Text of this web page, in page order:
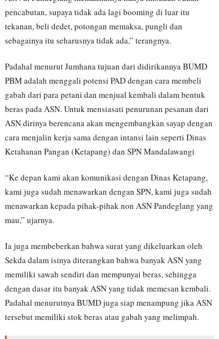
pencabutan, supaya tidak ada lagi booming di luar itu
tekanan, beli dedet, potongan memaksa, pungli dan
sebagainya itu seharusnya tidak ada,” terangnya.
Padahal menurut Jumhana tujuan dari didirikannya BUMD
PBM adalah menggali potensi PAD dengan cara membeli
gabah dari para petani dan menjual kembali dalam bentuk
beras pada ASN. Untuk mensiasati penurunan pesanan dari
ASN dirinya berencana akan mengembangkan sayap dengan
cara menjalin kerja sama dengan intansi lain seperti Dinas
Ketahanan Pangan (Ketapang) dan SPN Mandalawangi
“Ke depan kami akan komunikasi dengan Dinas Ketapang,
kami juga sudah menawarkan dengan SPN, kami juga sudah
menawarkan kepada pihak-pihak non ASN Pandeglang yang
mau,” ujarnya.
Ia juga membeberkan bahwa surat yang dikeluarkan oleh
Sekda dalam isinya diterangkan bahwa banyak ASN yang
memiliki sawah sendiri dan mempunyai beras, sehingga
dengan dasar itu banyak ASN yang tidak memesan kembali.
Padahal menurutnya BUMD juga siap menampung jika ASN
tersebut memiliki stok beras atau gabah yang melimpah.